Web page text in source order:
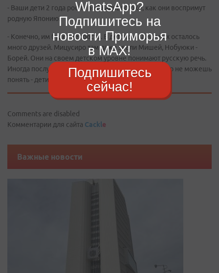
- Ваши дети 2 года росли во Владивостоке, как они воспримут
родную Японию?
- Конечно, им будет непросто. В детском саду у них осталось
много друзей. Мицусиро там даже звали Мишей, Нобуюки -
Борей. Они на своем детском уровне понимают русскую речь.
Иногда послушаешь их разговор в детской и ничего не можешь
понять - дети разговаривают по-русски.
Comments are disabled
Комментарии для сайта Cackle
Важные новости
WhatsApp?
Подпишитесь на
новости Приморья
в MAX!
Подпишитесь
сейчас!